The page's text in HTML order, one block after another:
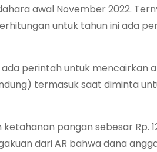
awal November 2022.
untuk tahun ini ada
perintah untuk mencairkan
termasuk saat diminta
pangan sebesar Rp.
dari AR bahwa dana